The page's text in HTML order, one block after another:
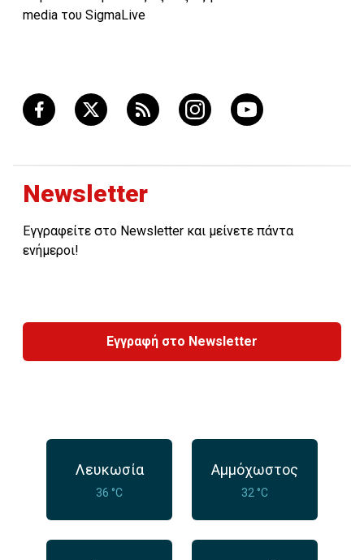
Επιπλέον, το ΚΕΒΕ έθεσε θέμα αλλαγών στο ωράριο
λειτουργίας της δημόσιας υπηρεσίας και στους
media του SigmaLive
Newsletter
Εγγραφείτε στο Newsletter και μείνετε πάντα
ενήμεροι!
Εγγραφή στο Newsletter
Λευκωσία
36 °C
Αμμόχωστος
32 °C